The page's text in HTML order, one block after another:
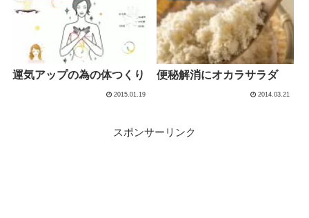
運気アップの為の体つくり
2015.01.19
便秘解消にオカラサラダ
2014.03.21
スポンサーリンク